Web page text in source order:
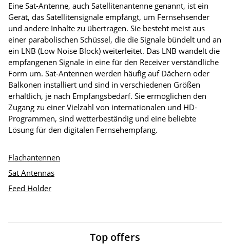
Eine Sat-Antenne, auch Satellitenantenne genannt, ist ein
Gerät, das Satellitensignale empfängt, um Fernsehsender
und andere Inhalte zu übertragen. Sie besteht meist aus
einer parabolischen Schüssel, die die Signale bündelt und an
ein LNB (Low Noise Block) weiterleitet. Das LNB wandelt die
empfangenen Signale in eine für den Receiver verständliche
Form um. Sat-Antennen werden häufig auf Dächern oder
Balkonen installiert und sind in verschiedenen Größen
erhältlich, je nach Empfangsbedarf. Sie ermöglichen den
Zugang zu einer Vielzahl von internationalen und HD-
Programmen, sind wetterbeständig und eine beliebte
Lösung für den digitalen Fernsehempfang.
Flachantennen
Sat Antennas
Feed Holder
Top offers